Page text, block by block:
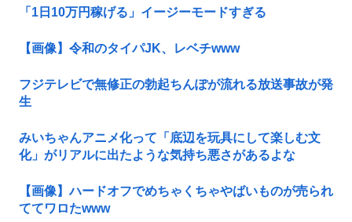
「1日10万円稼げる」イージーモードすぎる
【画像】令和のタイパJK、レベチwww
フジテレビで無修正の勃起ちんぽが流れる放送事故が発
生
みいちゃんアニメ化って「底辺を玩具にして楽しむ文
化」がリアルに出たような気持ち悪さがあるよな
【画像】ハードオフでめちゃくちゃやばいものが売られ
ててワロたwww